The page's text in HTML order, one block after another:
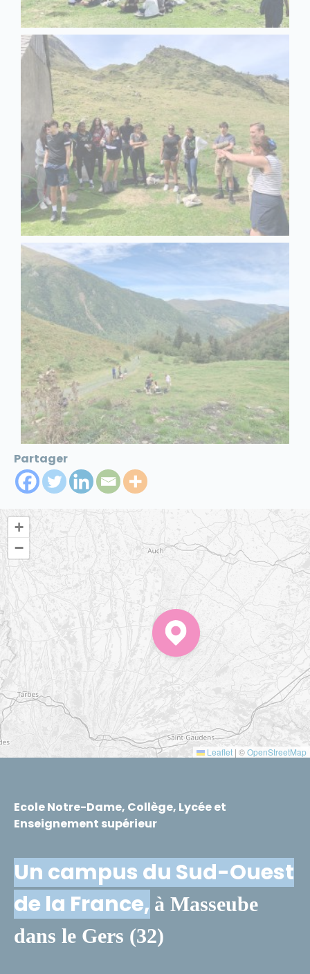
Partager
+
−
Leaflet | ©OpenStreetMap
Ecole Notre-Dame, Collège, Lycée et
Enseignement supérieur
Un campus du Sud-Ouest
de la France, à Masseube
dans le Gers (32)